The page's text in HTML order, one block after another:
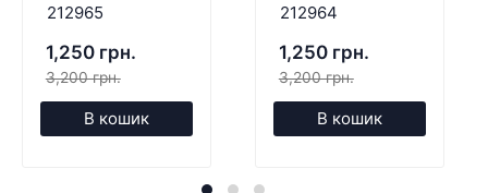
212965
1,250 грн.
3,200 грн.
В кошик
212964
1,250 грн.
3,200 грн.
В кошик